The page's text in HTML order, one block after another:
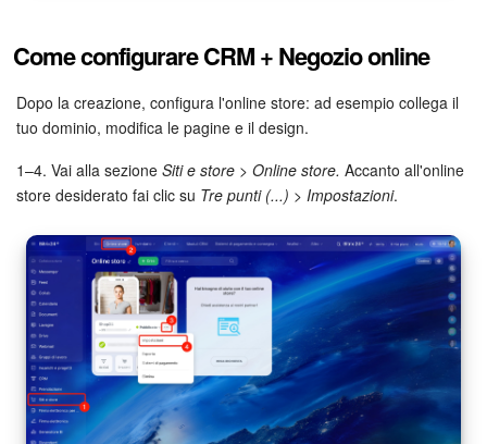
Come configurare CRM + Negozio online
Dopo la creazione, configura l'online store: ad esempio collega il
tuo dominio, modifica le pagine e il design.
1–4. Vai alla sezione Siti e store > Online store. Accanto all'online
store desiderato fai clic su Tre punti (...) > Impostazioni.